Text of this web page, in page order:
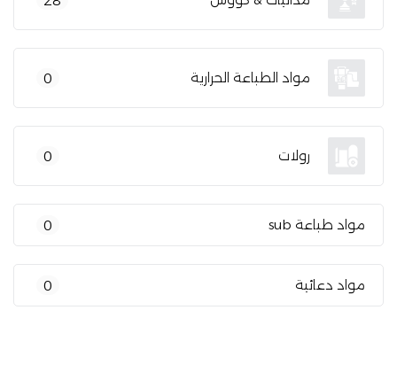
مواد الطباعة الحرارية 0
رولات 0
مواد طباعة sub 0
مواد دعائية 0